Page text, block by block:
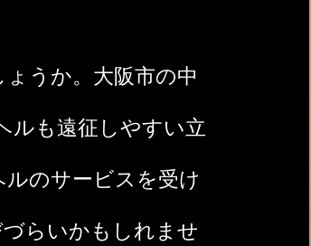
うか。大阪市の中
ルも遠征しやすい立
のサービスを受け
らいかもしれませ